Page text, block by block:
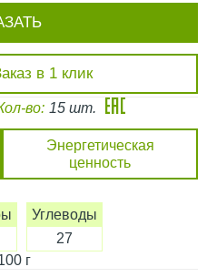
в 1 клик
во: 15 шт.
Энергетическая
ценность
Углеводы
27
г